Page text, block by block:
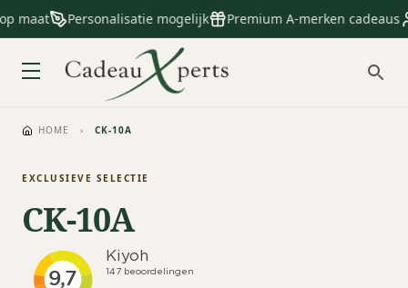
maat Personalisatie mogelijk Premium A-merken cadeaus
HOME › CK-10A
EXCLUSIEVE SELECTIE
CK-10A